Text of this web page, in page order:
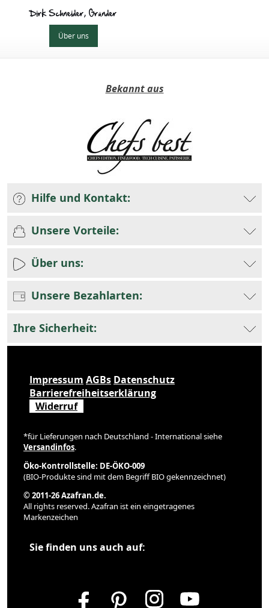
Dirk Schneider, Gründer
Über uns
Bekannt aus
Hilfe und Kontakt:
Unsere Vorteile:
Über uns:
Unsere Bezahlarten:
Ihre Sicherheit:
Impressum AGBs Datenschutz
Barrierefreiheitserklärung
Widerruf
*für Lieferungen nach Deutschland - International siehe
Versandinfos.
Öko-Kontrollstelle: DE-ÖKO-009
(BIO-Produkte sind mit dem Begriff BIO gekennzeichnet)
© 2011-26 Azafran.de.
All rights reserved. Azafran ist ein eingetragenes
Markenzeichen
Sie finden uns auch auf: